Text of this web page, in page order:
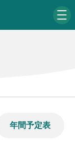
年間予定表